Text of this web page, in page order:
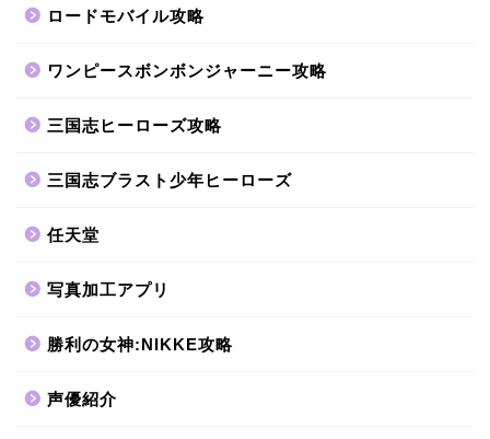
ロードモバイル攻略
ワンピースボンボンジャーニー攻略
三国志ヒーローズ攻略
三国志ブラスト少年ヒーローズ
任天堂
写真加工アプリ
勝利の女神:NIKKE攻略
声優紹介